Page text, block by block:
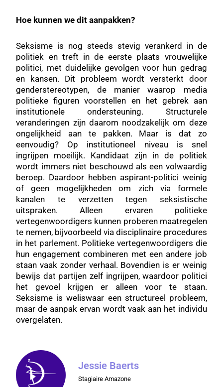
Hoe kunnen we dit aanpakken?
Seksisme is nog steeds stevig verankerd in de
politiek en treft in de eerste plaats vrouwelijke
politici, met duidelijke gevolgen voor hun gedrag
en kansen. Dit probleem wordt versterkt door
genderstereotypen, de manier waarop media
politieke figuren voorstellen en het gebrek aan
institutionele ondersteuning. Structurele
veranderingen zijn daarom noodzakelijk om deze
ongelijkheid aan te pakken. Maar is dat zo
eenvoudig? Op institutioneel niveau is snel
ingrijpen moeilijk. Kandidaat zijn in de politiek
wordt immers niet beschouwd als een volwaardig
beroep. Daardoor hebben aspirant-politici weinig
of geen mogelijkheden om zich via formele
kanalen te verzetten tegen seksistische
uitspraken. Alleen ervaren politieke
vertegenwoordigers kunnen proberen maatregelen
te nemen, bijvoorbeeld via disciplinaire procedures
in het parlement. Politieke vertegenwoordigers die
hun engagement combineren met een andere job
staan vaak zonder verhaal. Bovendien is er weinig
bewijs dat partijen zelf ingrijpen, waardoor politici
het gevoel krijgen er alleen voor te staan.
Seksisme is weliswaar een structureel probleem,
maar de aanpak ervan wordt vaak aan het individu
overgelaten.
Jessie Baerts
Stagiaire Amazone